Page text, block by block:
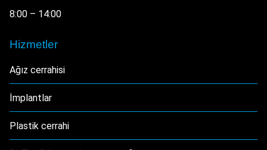
8:00 – 14:00
Hizmetler
Ağız cerrahisi
İmplantlar
Plastik cerrahi